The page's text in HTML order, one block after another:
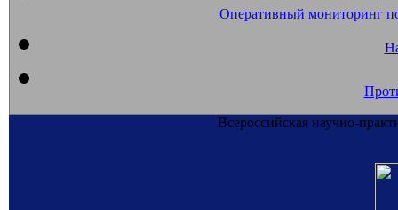
Оперативный мониторинг
Всероссийская научно-